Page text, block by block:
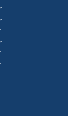
bis 18:00 Uhr
bis 12:00 Uhr
bis 12:00 Uhr
bis 16:00 Uhr
bis 12:00 Uhr
bis 16:00 Uhr